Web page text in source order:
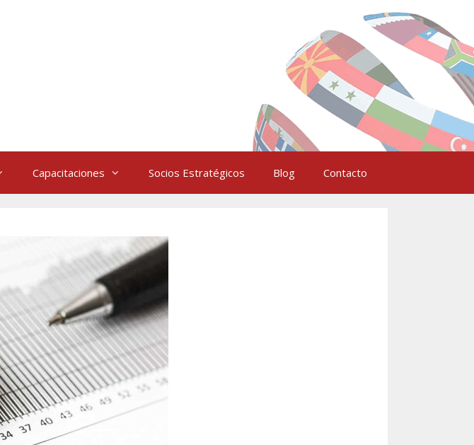
Capacitaciones Socios Estratégicos Blog Contacto